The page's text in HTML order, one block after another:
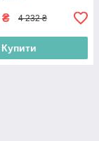
₴ 4 232 ₴
Купити